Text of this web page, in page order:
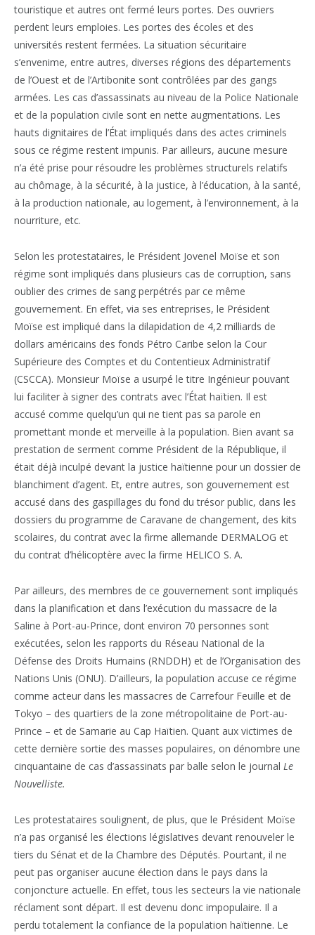
touristique et autres ont fermé leurs portes. Des ouvriers
perdent leurs emploies. Les portes des écoles et des
universités restent fermées. La situation sécuritaire
s’envenime, entre autres, diverses régions des départements
de l’Ouest et de l’Artibonite sont contrôlées par des gangs
armées. Les cas d’assassinats au niveau de la Police Nationale
et de la population civile sont en nette augmentations. Les
hauts dignitaires de l’État impliqués dans des actes criminels
sous ce régime restent impunis. Par ailleurs, aucune mesure
n’a été prise pour résoudre les problèmes structurels relatifs
au chômage, à la sécurité, à la justice, à l’éducation, à la santé,
à la production nationale, au logement, à l’environnement, à la
nourriture, etc.
Selon les protestataires, le Président Jovenel Moïse et son
régime sont impliqués dans plusieurs cas de corruption, sans
oublier des crimes de sang perpétrés par ce même
gouvernement. En effet, via ses entreprises, le Président
Moïse est impliqué dans la dilapidation de 4,2 milliards de
dollars américains des fonds Pétro Caribe selon la Cour
Supérieure des Comptes et du Contentieux Administratif
(CSCCA). Monsieur Moïse a usurpé le titre Ingénieur pouvant
lui faciliter à signer des contrats avec l’État haïtien. Il est
accusé comme quelqu’un qui ne tient pas sa parole en
promettant monde et merveille à la population. Bien avant sa
prestation de serment comme Président de la République, il
était déjà inculpé devant la justice haïtienne pour un dossier de
blanchiment d’agent. Et, entre autres, son gouvernement est
accusé dans des gaspillages du fond du trésor public, dans les
dossiers du programme de Caravane de changement, des kits
scolaires, du contrat avec la firme allemande DERMALOG et
du contrat d’hélicoptère avec la firme HELICO S. A.
Par ailleurs, des membres de ce gouvernement sont impliqués
dans la planification et dans l’exécution du massacre de la
Saline à Port-au-Prince, dont environ 70 personnes sont
exécutées, selon les rapports du Réseau National de la
Défense des Droits Humains (RNDDH) et de l’Organisation des
Nations Unis (ONU). D’ailleurs, la population accuse ce régime
comme acteur dans les massacres de Carrefour Feuille et de
Tokyo – des quartiers de la zone métropolitaine de Port-au-
Prince – et de Samarie au Cap Haïtien. Quant aux victimes de
cette dernière sortie des masses populaires, on dénombre une
cinquantaine de cas d’assassinats par balle selon le journal Le
Nouvelliste.
Les protestataires soulignent, de plus, que le Président Moïse
n’a pas organisé les élections législatives devant renouveler le
tiers du Sénat et de la Chambre des Députés. Pourtant, il ne
peut pas organiser aucune élection dans le pays dans la
conjoncture actuelle. En effet, tous les secteurs la vie nationale
réclament sont départ. Il est devenu donc impopulaire. Il a
perdu totalement la confiance de la population haïtienne. Le